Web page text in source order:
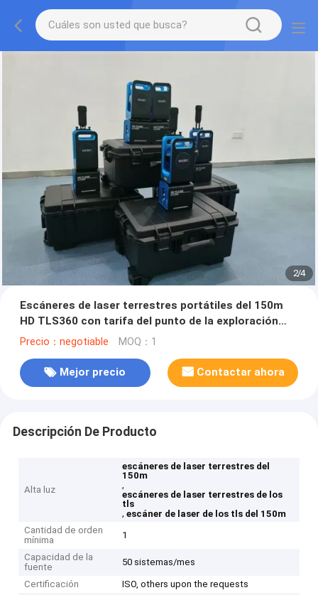
2/4
Escáneres de laser terrestres portátiles del 150m
HD TLS360 con tarifa del punto de la exploración
300,000pts/S
Precio：negotiable MOQ：1
Mejor precio Contactar ahora
Descripción De Producto
Alta luz
escáneres de laser terrestres del
150m
,
escáneres de laser terrestres de los
tls
,escáner de laser de los tls del 150m
Cantidad de orden
mínima
1
Capacidad de la
fuente
50 sistemas/mes
Certificación
ISO, others upon the requests